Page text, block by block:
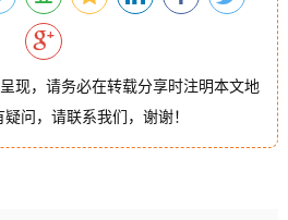
现，请务必在转载分享时注明本文地
问，请联系我们，谢谢！